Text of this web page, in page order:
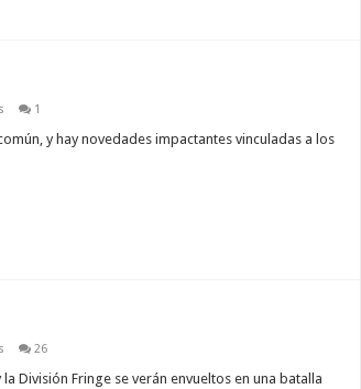
1
y hay novedades impactantes vinculadas a los
26
División Fringe se verán envueltos en una batalla